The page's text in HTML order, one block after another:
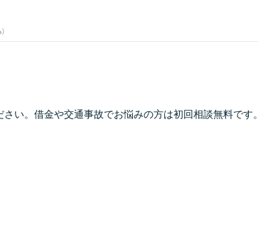
)
い。借金や交通事故でお悩みの方は初回相談無料です。